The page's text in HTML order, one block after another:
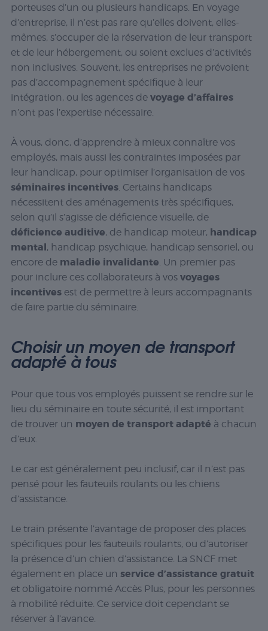
porteuses d’un ou plusieurs handicaps. En voyage
d’entreprise, il n’est pas rare qu’elles doivent, elles-
mêmes, s’occuper de la réservation de leur transport
et de leur hébergement, ou soient exclues d’activités
non inclusives. Souvent, les entreprises ne prévoient
pas d’accompagnement spécifique à leur
intégration, ou les agences devoyage d’affaires
n’ont pas l’expertise nécessaire.
À vous, donc, d’apprendre à mieux connaître vos
employés, mais aussi les contraintes imposées par
leur handicap, pour optimiser l’organisation de vos
séminaires incentives. Certains handicaps
nécessitent des aménagements très spécifiques,
selon qu’il s’agisse de déficience visuelle, de
déficience auditive, de handicap moteur, handicap
mental, handicap psychique, handicap sensoriel, ou
encore de maladie invalidante. Un premier pas
pour inclure ces collaborateurs à vos voyages
incentivesest de permettre à leurs accompagnants
de faire partie du séminaire.
Choisir un moyen de transport
adapté à tous
Pour que tous vos employés puissent se rendre sur le
lieu du séminaire en toute sécurité, il est important
de trouver un moyen de transport adapté à chacun
d’eux.
Le car est généralement peu inclusif, car il n’est pas
pensé pour les fauteuils roulants ou les chiens
d’assistance.
Le train présente l’avantage de proposer des places
spécifiques pour les fauteuils roulants, ou d’autoriser
la présence d’un chien d’assistance. La SNCF met
également en place un service d’assistance gratuit
et obligatoire nommé Accès Plus, pour les personnes
à mobilité réduite. Ce service doit cependant se
réserver à l’avance.